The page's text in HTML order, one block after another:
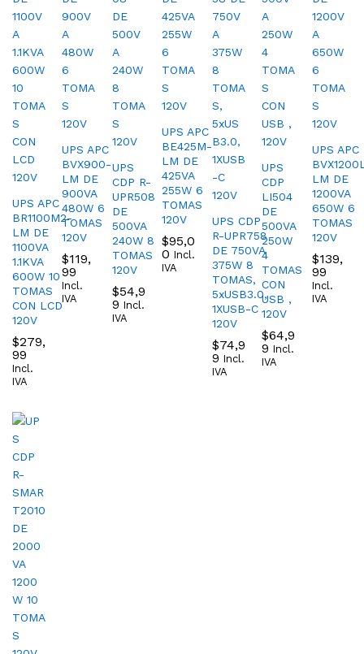
UPS APC
BR1100M2-
LM DE
1100VA
1.1KVA
600W 10
TOMAS
CON LCD
120V
$279,
99
Incl.
IVA
UPS APC
BVX900-
LM DE
900VA
480W 6
TOMAS
120V
$119,
99
Incl.
IVA
UPS
CDP R-
UPR508
DE
500VA
240W 8
TOMAS
120V
$54,9
9 Incl.
IVA
UPS APC
BE425M-
LM DE
425VA
255W 6
TOMAS
120V
$95,0
0 Incl.
IVA
UPS CDP
R-UPR758
DE 750VA
375W 8
TOMAS,
5xUSB3.0,
1XUSB-C
120V
$74,9
9 Incl.
IVA
UPS
CDP
LI504
DE
500VA
250W
4
TOMAS
CON
USB ,
120V
$64,9
9 Incl.
IVA
UPS APC
LM DE
1200VA
650W 6
TOMAS
120V
$139,
99
Incl.
IVA